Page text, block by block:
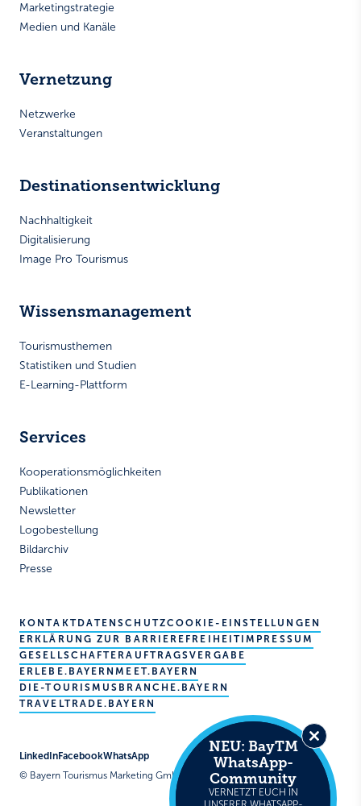
Marketingstrategie
Medien und Kanäle
Vernetzung
Netzwerke
Veranstaltungen
Destinationsentwicklung
Nachhaltigkeit
Digitalisierung
Image Pro Tourismus
Wissensmanagement
Tourismusthemen
Statistiken und Studien
E-Learning-Plattform
Services
Kooperationsmöglichkeiten
Publikationen
Newsletter
Logobestellung
Bildarchiv
Presse
KONTAKT DATENSCHUTZCOOKIE-EINSTELLUNGEN
ERKLÄRUNG ZUR BARRIEREFREIHEIT IMPRESSUM
GESELLSCHAFTERAUFTRAGSVERGABE
ERLEBE.BAYERNMEET.BAYERN
DIE-TOURISMUSBRANCHE.BAYERN
TRAVELTRADE.BAYERN
LinkedInFacebookWhatsApp
© Bayern Tourismus Marketing GmbH
Close
this
module
NEU: BayTM
WhatsApp-
Community
VERNETZT EUCH IN